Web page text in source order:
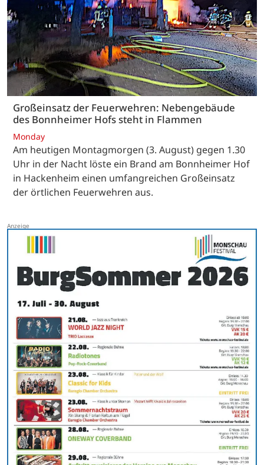
Großeinsatz der Feuerwehren: Nebengebäude
des Bonnheimer Hofs steht in Flammen
Monday
Am heutigen Montagmorgen (3. August) gegen 1.30
Uhr in der Nacht löste ein Brand am Bonnheimer Hof
in Hackenheim einen umfangreichen Großeinsatz
der örtlichen Feuerwehren aus.